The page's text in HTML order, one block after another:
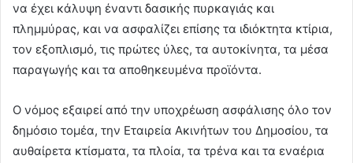
να έχει κάλυψη έναντι δασικής πυρκαγιάς και
πλημμύρας, και να ασφαλίζει επίσης τα ιδιόκτητα κτίρια,
τον εξοπλισμό, τις πρώτες ύλες, τα αυτοκίνητα, τα μέσα
παραγωγής και τα αποθηκευμένα προϊόντα.
Ο νόμος εξαιρεί από την υποχρέωση ασφάλισης όλο τον
δημόσιο τομέα, την Εταιρεία Ακινήτων του Δημοσίου, τα
αυθαίρετα κτίσματα, τα πλοία, τα τρένα και τα εναέρια